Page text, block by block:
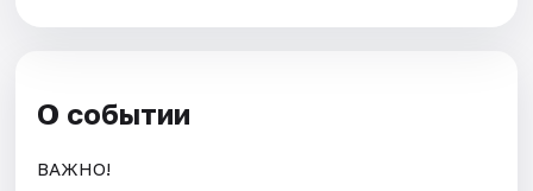
О событии
ВАЖНО!